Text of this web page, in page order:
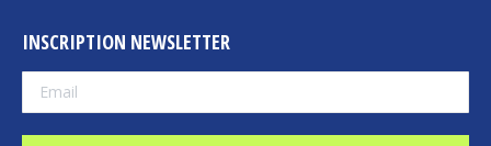
INSCRIPTION NEWSLETTER